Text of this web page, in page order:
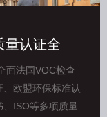
量认证全
面法国VOC检查
、欧盟环保标准认
、ISO等多项质量